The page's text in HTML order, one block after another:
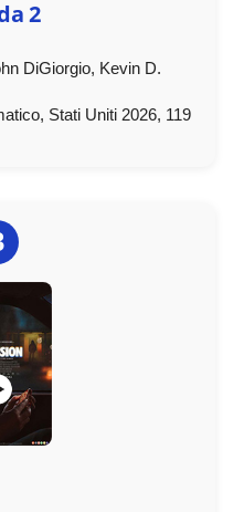
2
DiGiorgio, Kevin D.
Stati Uniti 2026, 119